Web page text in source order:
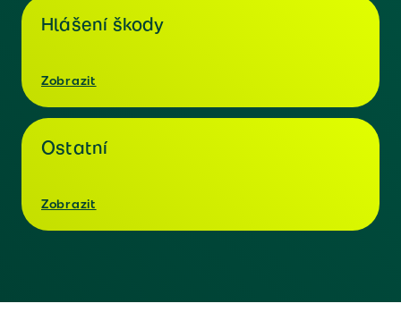
Hlášení škody
Zobrazit
Ostatní
Zobrazit